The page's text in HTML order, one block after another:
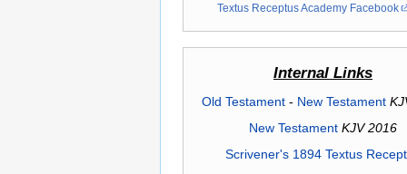
Textus Receptus Academy Facebook
Internal Links
Old Testament- New Testament
New Testament KJV 2016
Scrivener's 1894 Textus